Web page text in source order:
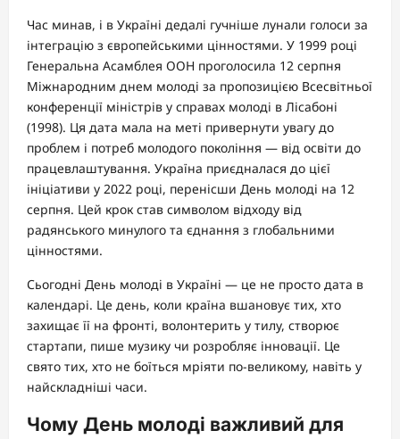
Час минав, і в Україні дедалі гучніше лунали голоси за
інтеграцію з європейськими цінностями. У 1999 році
Генеральна Асамблея ООН проголосила 12 серпня
Міжнародним днем молоді за пропозицією Всесвітньої
конференції міністрів у справах молоді в Лісабоні
(1998). Ця дата мала на меті привернути увагу до
проблем і потреб молодого покоління — від освіти до
працевлаштування. Україна приєдналася до цієї
ініціативи у 2022 році, перенісши День молоді на 12
серпня. Цей крок став символом відходу від
радянського минулого та єднання з глобальними
цінностями.
Сьогодні День молоді в Україні — це не просто дата в
календарі. Це день, коли країна вшановує тих, хто
захищає її на фронті, волонтерить у тилу, створює
стартапи, пише музику чи розробляє інновації. Це
свято тих, хто не боїться мріяти по-великому, навіть у
найскладніші часи.
Чому День молоді важливий для